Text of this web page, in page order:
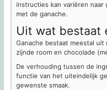
instructies kan variëren naar
met de ganache.
Uit wat bestaat
Ganache bestaat meestal
zijnde room en chocolade
De verhouding tussen de
functie van het uiteindelijk
gewenste smaak.